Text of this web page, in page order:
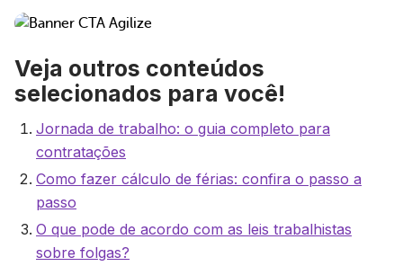
Veja outros conteúdos
selecionados para você!
Jornada de trabalho: o guia completo para
contratações
Como fazer cálculo de férias: confira o passo a
passo
O que pode de acordo com as leis trabalhistas
sobre folgas?